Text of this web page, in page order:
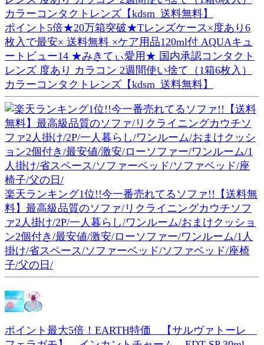
ポイント5倍★20万箱突破★Tレンズケース×度あり6
枚入で最安× 送料無料 ×ケア用品120ml付 AQUAキュ
ートビュー14 ★みきてぃ愛用★ 国内承認コンタクト
レンズ 度あり カラコン 2週間使い捨て（1箱6枚入）
カラーコンタクトレンズ【kdsm_送料無料】
楽天ランキング1位!!今一番売れてるソファ!!【送料無
料】最高級品質のソファ/リクライニングカウチソフ
ァ2人掛け/2P/一人暮らし/ワンルーム/おまけクッショ
ン2個付き/最安値/激安/ローソファー/ワンルーム/1人
掛け/省スペース/ソファーベッド/ソファベッド/座椅
子/父の日/
ポイント最大5倍！EARTH特価 【サルヴァトーレ